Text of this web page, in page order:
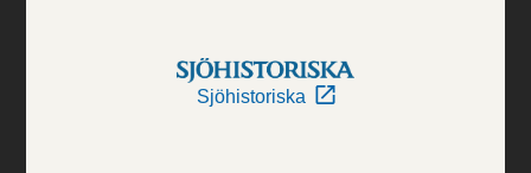
Sjöhistoriska